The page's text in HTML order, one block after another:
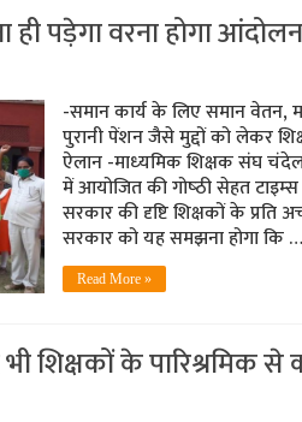
ही पड़ेगा वरना होगा आंदोलन
-समान कार्य के लिए समान वेतन,
पुरानी पेंशन जैसे मुद्दों को लेकर
ऐलान -माध्‍यमिक शिक्षक संघ
में आयोजित की गोष्‍ठी सेहत
सरकार की दृष्टि शिक्षकों के प्रति
सरकार को यह समझना होगा कि …
Read More »
शिक्षकों के पारिश्रमिक से